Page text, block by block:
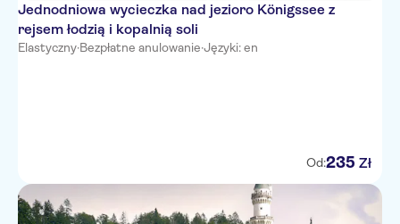
Jednodniowa wycieczka nad jezioro Königssee z
rejsem łodzią i kopalnią soli
Elastyczny·Bezpłatne anulowanie·Języki: en
Od:235 Zł